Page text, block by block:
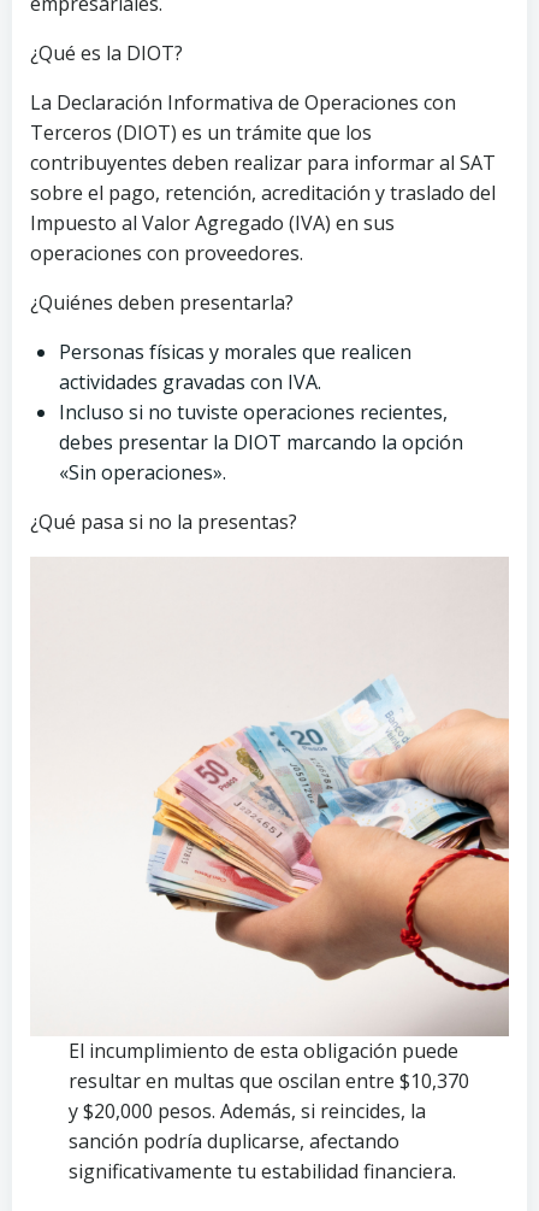
¿Qué es la DIOT?
La Declaración Informativa de Operaciones con
Terceros (DIOT) es un trámite que los
contribuyentes deben realizar para informar al SAT
sobre el pago, retención, acreditación y traslado del
Impuesto al Valor Agregado (IVA) en sus
operaciones con proveedores.
¿Quiénes deben presentarla?
Personas físicas y morales que realicen
actividades gravadas con IVA.
Incluso si no tuviste operaciones recientes,
debes presentar la DIOT marcando la opción
«Sin operaciones».
¿Qué pasa si no la presentas?
El incumplimiento de esta obligación puede
resultar en multas que oscilan entre $10,370
y $20,000 pesos. Además, si reincides, la
sanción podría duplicarse, afectando
significativamente tu estabilidad financiera.